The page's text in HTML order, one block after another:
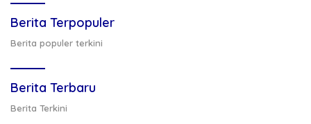
Berita Terpopuler
Berita populer terkini
Berita Terbaru
Berita Terkini